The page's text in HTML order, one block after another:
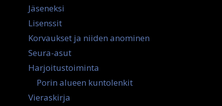
Jäseneksi
Lisenssit
Korvaukset ja niiden anominen
Seura-asut
Harjoitustoiminta
Porin alueen kuntolenkit
Vieraskirja